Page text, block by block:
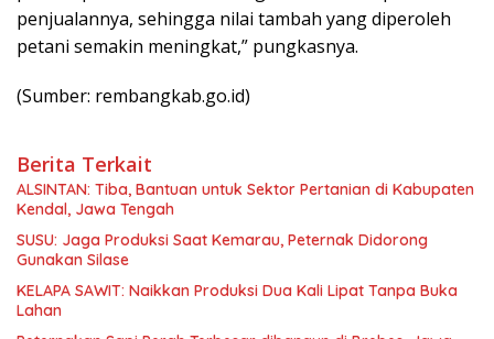
penjualannya, sehingga nilai tambah yang diperoleh
petani semakin meningkat,” pungkasnya.
(Sumber: rembangkab.go.id)
Berita Terkait
ALSINTAN: Tiba, Bantuan untuk Sektor Pertanian di Kabupaten
Kendal, Jawa Tengah
SUSU: Jaga Produksi Saat Kemarau, Peternak Didorong
Gunakan Silase
KELAPA SAWIT: Naikkan Produksi Dua Kali Lipat Tanpa Buka
Lahan